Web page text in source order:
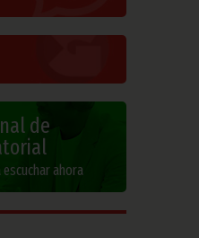
de
escuchar ahora